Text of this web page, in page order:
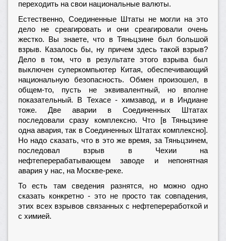
переходить на свои национальные валюты.
Естественно, Соединенные Штаты не могли на это
дело не среагировать и они среагировали очень
жестко. Вы знаете, что в Тяньцзине был большой
взрыв. Казалось бы, ну причем здесь такой взрыв?
Дело в том, что в результате этого взрыва был
выключен суперкомпьютер Китая, обеспечивающий
национальную безопасность. Обмен произошел, в
общем-то, пусть не эквивалентный, но вполне
показательный. В Техасе - химзавод, и в Индиане
тоже. Две аварии в Соединенных Штатах
последовали сразу комплексно. Что [в Тяньцзине
одна авария, так в Соединенных Штатах комплексно].
Но надо сказать, что в это же время, за Тяньцзинем,
последовал взрыв в Чехии на
нефтеперерабатывающем заводе и непонятная
авария у нас, на Москве-реке.
То есть там сведения разнятся, но можно одно
сказать конкретно - это не просто так совпадения,
этих всех взрывов связанных с нефтепереработкой и
с химией.